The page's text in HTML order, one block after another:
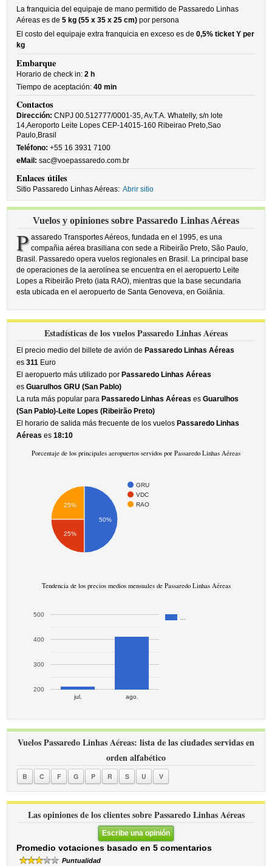
La franquicia del equipaje de mano permitido de Passaredo Linhas
Aéreas es de5 kg (55 x 35 x 25 cm) por persona
El costo del equipaje extra franquicia en exceso es de0,5% ticket Y per
kg
Embarque
Horario de check in:2 h
Tiempo de aceptación:40 min
Contactos
Dirección: CNPJ 00.512777/0001-35, Av.T.A. Whatelly, s/n lote
14,Aeroporto Leite Lopes CEP-14015-160 Ribeirao Preto,Sao
Paulo,Brasil
Teléfono: +55 16 3931 7100
eMail: sac@voepassaredo.com.br
Enlaces útiles
Sitio Passaredo Linhas Aéreas: Abrir sitio
Vuelos y opiniones sobre Passaredo Linhas Aéreas
P assaredo Transportes Aéreos, fundada en el 1995, es una
compañia aérea brasiliana con sede a Ribeirão Preto, São Paulo,
Brasil. Passaredo opera vuelos regionales en Brasil. La principal base
de operaciones de la aerolínea se encuentra en el aeropuerto Leite
Lopes a Ribeirão Preto (iata RAO), mientras que la base secundaria
esta ubicada en el aeropuerto de Santa Genoveva, en Goiânia.
Estadísticas de los vuelos Passaredo Linhas Aéreas
El precio medio del billete de avión de Passaredo Linhas Aéreas
es311 Euro
El aeropuerto más utilizado por Passaredo Linhas Aéreas
esGuarulhos GRU (San Pablo)
La ruta más popular para Passaredo Linhas Aéreas esGuarulhos
(San Pablo)-Leite Lopes (Ribeirão Preto)
El horario de salida más frecuente de los vuelos Passaredo Linhas
Aéreas es18:10
Porcentaje de los principales aeropuertos servidos por Passaredo Linhas Aéreas
GRU
VDC
RAO
25%
25%
50%
Tendencia de los precios medios mensuales de Passaredo Linhas Aéreas
jul. ago.
200
300
400
500
Vuelos Passaredo Linhas Aéreas: lista de las ciudades servidas en
orden alfabético
B C F G P R S U V
Las opiniones de los clientes sobre Passaredo Linhas Aéreas
Escribe una opinión
Promedio votaciones basado en 5 comentarios
Puntualidad